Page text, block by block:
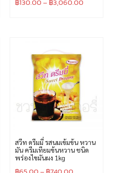
สวีท ดรีมมี่ รสนมเข้มข้น หวาน
มัน ครีมเทียมข้นหวาน ชนิด
พร่องไขมันผง 1kg